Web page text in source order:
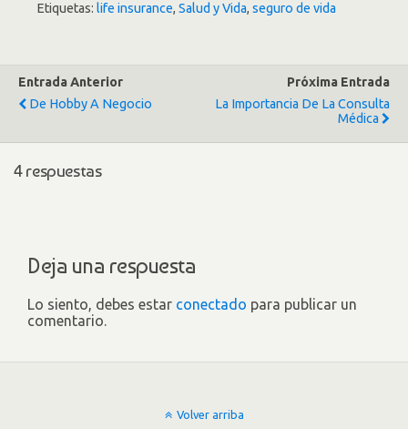
Etiquetas: life insurance, Salud y Vida, seguro de vida
Entrada Anterior
De Hobby A Negocio
Próxima Entrada
La Importancia De La Consulta
Médica
4 respuestas
Deja una respuesta
Lo siento, debes estar conectado para publicar un
comentario.
Volver arriba